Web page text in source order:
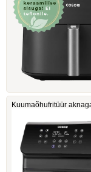
Kuumaõhufritüür